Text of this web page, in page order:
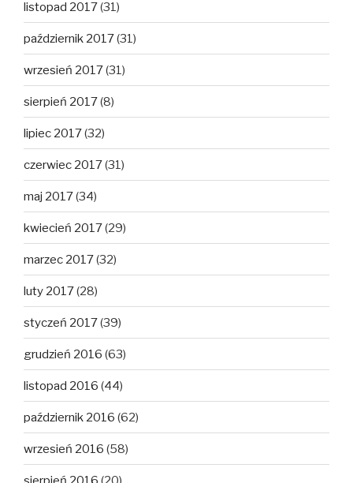
listopad 2017(31)
październik 2017(31)
wrzesień 2017(31)
sierpień 2017(8)
lipiec 2017(32)
czerwiec 2017(31)
maj 2017(34)
kwiecień 2017(29)
marzec 2017(32)
luty 2017(28)
styczeń 2017(39)
grudzień 2016 (63)
listopad 2016 (44)
październik 2016 (62)
wrzesień 2016 (58)